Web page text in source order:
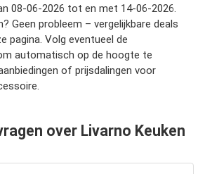
08-06-2026 tot en met 14-06-2026.
Geen probleem – vergelijkbare deals
pagina. Volg eventueel de
automatisch op de hoogte te
of prijsdalingen voor
over Livarno Keuken